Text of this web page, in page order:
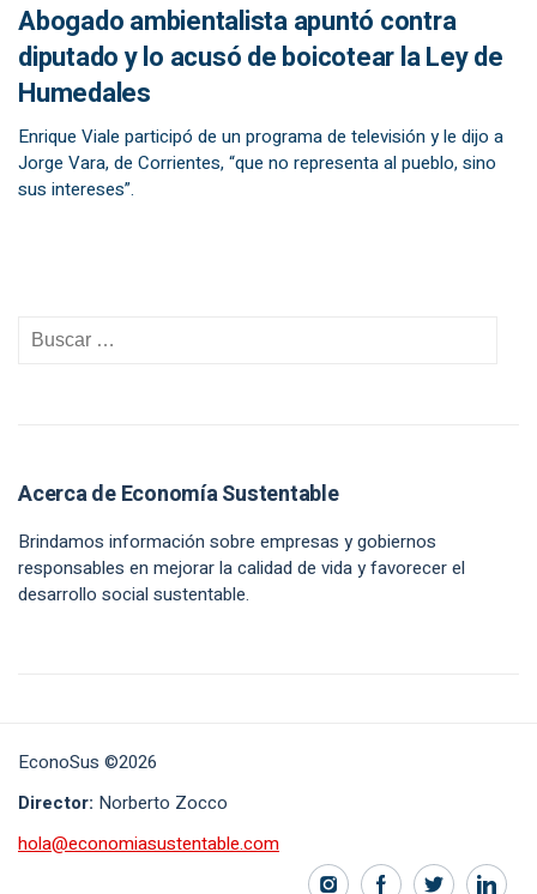
Abogado ambientalista apuntó contra
diputado y lo acusó de boicotear la Ley de
Humedales
Enrique Viale participó de un programa de televisión y le dijo a
Jorge Vara, de Corrientes, “que no representa al pueblo, sino
sus intereses”.
Acerca de Economía Sustentable
Brindamos información sobre empresas y gobiernos
responsables en mejorar la calidad de vida y favorecer el
desarrollo social sustentable.
EconoSus ©2026
Director: Norberto Zocco
hola@economiasustentable.com